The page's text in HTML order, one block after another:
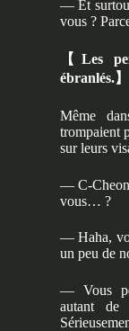
— Et
vous ?
【 Les
ébranlés.】
Même
trompaient
sur leurs
— C-
vous… ?
— Haha,
un peu de
— Vous
autant de